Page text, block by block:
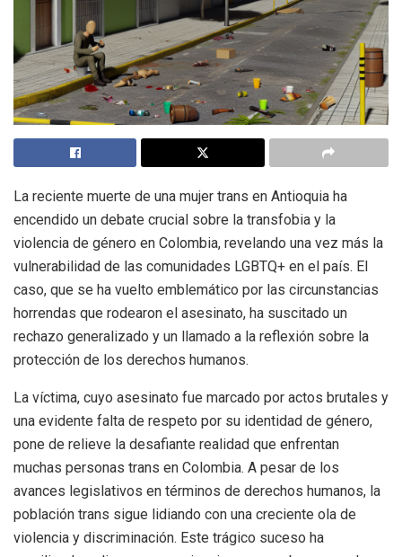
La reciente muerte de una mujer trans en Antioquia ha
encendido un debate crucial sobre la transfobia y la
violencia de género en Colombia, revelando una vez más la
vulnerabilidad de las comunidades LGBTQ+ en el país. El
caso, que se ha vuelto emblemático por las circunstancias
horrendas que rodearon el asesinato, ha suscitado un
rechazo generalizado y un llamado a la reflexión sobre la
protección de los derechos humanos.
La víctima, cuyo asesinato fue marcado por actos brutales y
una evidente falta de respeto por su identidad de género,
pone de relieve la desafiante realidad que enfrentan
muchas personas trans en Colombia. A pesar de los
avances legislativos en términos de derechos humanos, la
población trans sigue lidiando con una creciente ola de
violencia y discriminación. Este trágico suceso ha